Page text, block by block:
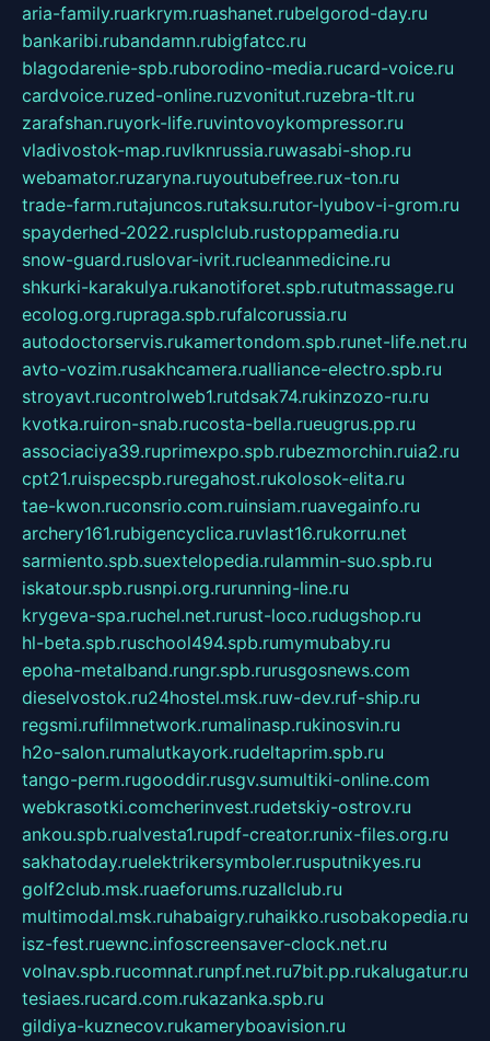
aria-family.ruarkrym.ruashanet.rubelgorod-day.ru
bankaribi.rubandamn.rubigfatcc.ru
blagodarenie-spb.ruborodino-media.rucard-voice.ru
cardvoice.ruzed-online.ruzvonitut.ruzebra-tlt.ru
zarafshan.ruyork-life.ruvintovoykompressor.ru
vladivostok-map.ruvlknrussia.ruwasabi-shop.ru
webamator.ruzaryna.ruyoutubefree.rux-ton.ru
trade-farm.rutajuncos.rutaksu.rutor-lyubov-i-grom.ru
spayderhed-2022.rusplclub.rustoppamedia.ru
snow-guard.ruslovar-ivrit.rucleanmedicine.ru
shkurki-karakulya.rukanotiforet.spb.rututmassage.ru
ecolog.org.rupraga.spb.rufalcorussia.ru
autodoctorservis.rukamertondom.spb.runet-life.net.ru
avto-vozim.rusakhcamera.rualliance-electro.spb.ru
stroyavt.rucontrolweb1.rutdsak74.rukinzozo-ru.ru
kvotka.ruiron-snab.rucosta-bella.rueugrus.pp.ru
associaciya39.ruprimexpo.spb.rubezmorchin.ruia2.ru
cpt21.ruispecspb.ruregahost.rukolosok-elita.ru
tae-kwon.ruconsrio.com.ruinsiam.ruavegainfo.ru
archery161.rubigencyclica.ruvlast16.rukorru.net
sarmiento.spb.suextelopedia.rulammin-suo.spb.ru
iskatour.spb.rusnpi.org.rurunning-line.ru
krygeva-spa.ruchel.net.rurust-loco.rudugshop.ru
hl-beta.spb.ruschool494.spb.rumymubaby.ru
epoha-metalband.rungr.spb.rurusgosnews.com
dieselvostok.ru24hostel.msk.ruw-dev.ruf-ship.ru
regsmi.rufilmnetwork.rumalinasp.rukinosvin.ru
h2o-salon.rumalutkayork.rudeltaprim.spb.ru
tango-perm.rugooddir.rusgv.sumultiki-online.com
webkrasotki.comcherinvest.rudetskiy-ostrov.ru
ankou.spb.rualvesta1.rupdf-creator.runix-files.org.ru
sakhatoday.ruelektrikersymboler.rusputnikyes.ru
golf2club.msk.ruaeforums.ruzallclub.ru
multimodal.msk.ruhabaigry.ruhaikko.rusobakopedia.ru
isz-fest.ruewnc.infoscreensaver-clock.net.ru
volnav.spb.rucomnat.runpf.net.ru7bit.pp.rukalugatur.ru
tesiaes.rucard.com.rukazanka.spb.ru
gildiya-kuznecov.rukameryboavision.ru